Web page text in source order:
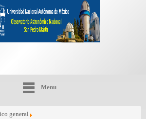
Menu
general